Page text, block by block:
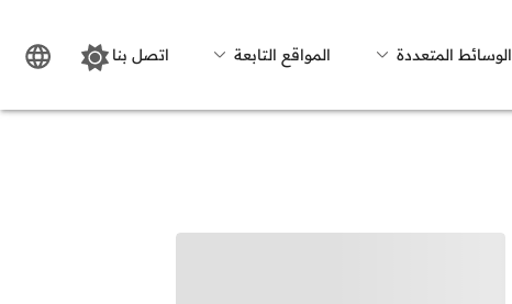
الوسائط المتعددة المواقع التابعة اتصل بنا